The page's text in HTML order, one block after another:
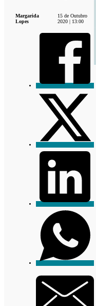
Margarida
Lopes
15 de Outubro
2020 | 13:00